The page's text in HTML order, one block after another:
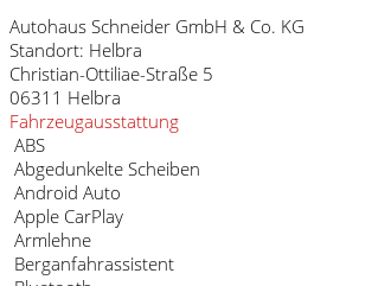
Autohaus Schneider GmbH & Co. KG
Standort: Helbra
Christian-Ottiliae-Straße 5
06311 Helbra
Fahrzeugausstattung
ABS
Abgedunkelte Scheiben
Android Auto
Apple CarPlay
Armlehne
Berganfahrassistent